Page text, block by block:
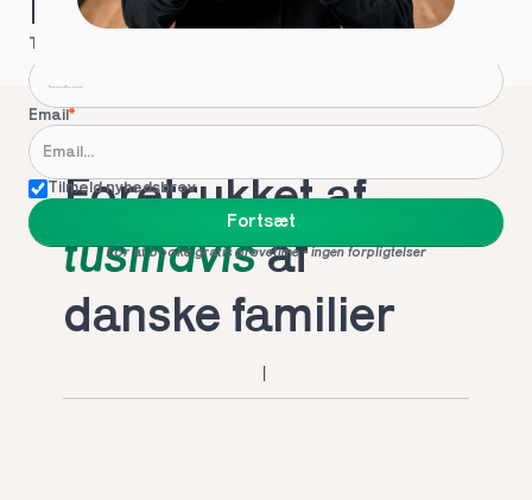
Hvordan kontakter vi dig?
Telefon
Email*
Tilmeld nyhedsbrev
Fortsæt
For at booke gratis prøvetime - ingen forpligtelser
Foretrukket af
tusindvis af
danske familier